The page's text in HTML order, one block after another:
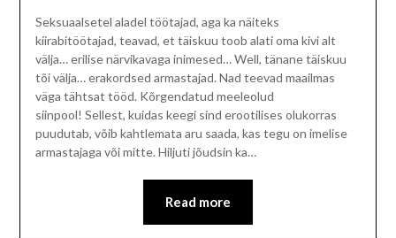
Seksuaalsetel aladel töötajad, aga ka näiteks
kiirabitöötajad, teavad, et täiskuu toob alati oma kivi alt
välja… erilise närvikavaga inimesed… Well, tänane täiskuu
tõi välja… erakordsed armastajad. Nad teevad maailmas
väga tähtsat tööd. Kõrgendatud meeleolud
siinpool! Sellest, kuidas keegi sind erootilises olukorras
puudutab, võib kahtlemata aru saada, kas tegu on imelise
armastajaga või mitte. Hiljuti jõudsin ka…
Read more